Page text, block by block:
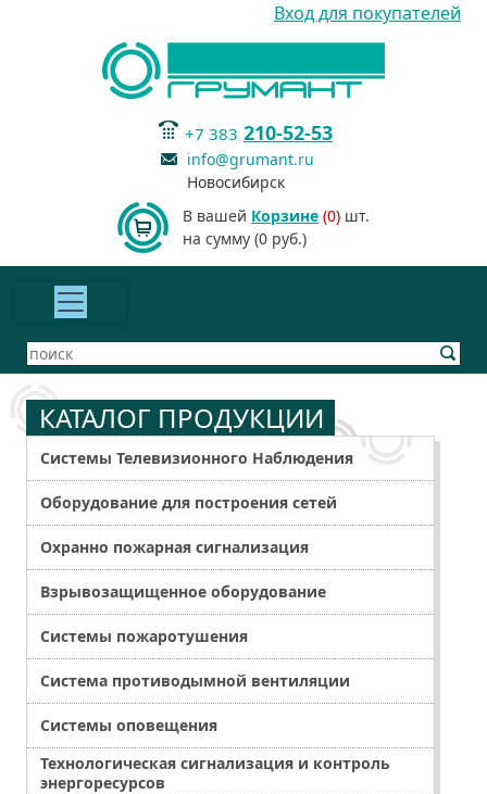
Вход для покупателей
+7 383 210-52-53
info@grumant.ru
Новосибирск
В вашей Корзине (0) шт.
на сумму (0 руб.)
КАТАЛОГ ПРОДУКЦИИ
Системы Телевизионного Наблюдения
Оборудование для построения сетей
Охранно пожарная сигнализация
Взрывозащищенное оборудование
Системы пожаротушения
Система противодымной вентиляции
Системы оповещения
Технологическая сигнализация и контроль
энергоресурсов